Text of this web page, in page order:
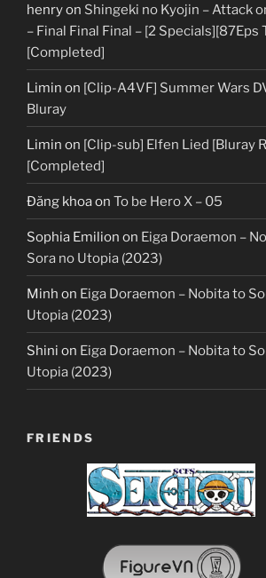
henryon Shingeki no Kyojin – Attack
– Final Final Final – [2 Specials][87Eps
[Completed]
Limin on [Clip-A4VF] Summer Wars
Bluray
Limin on [Clip-sub] Elfen Lied [Bluray
[Completed]
Đăng khoaon To be Hero X – 05
Sophia Emilion on Eiga Doraemon –
Sora no Utopia (2023)
Minh on Eiga Doraemon – Nobita to
Utopia (2023)
Shini on Eiga Doraemon – Nobita to
Utopia (2023)
FRIENDS